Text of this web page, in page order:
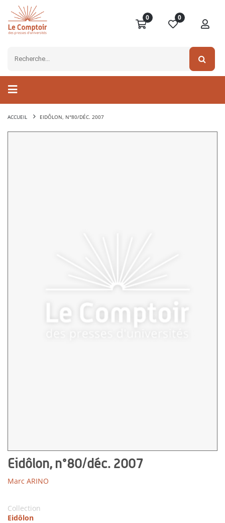
0 0
ACCUEIL EIDÔLON, N°80/DÉC. 2007
Eidôlon, n°80/déc. 2007
Marc ARINO
Collection
Eidôlon